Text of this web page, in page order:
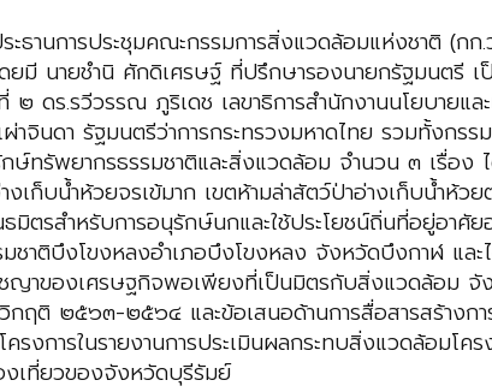
ธานการประชุมคณะกรรมการสิ่งแวดล้อมแห่งชาติ
นายชำนิ ศักดิเศรษฐ์ ที่ปรึกษารองนายกรัฐมนตรี เ
ดร.รวีวรรณ ภูริเดช เลขาธิการสำนักงานนโยบายแ
จินดา รัฐมนตรีว่าการกระทรวงมหาดไทย รวมทั้งก
ษ์ทรัพยากรธรรมชาติและสิ่งแวดล้อม จำนวน ๓ เรื่อ
ก็บน้ำห้วยจรเข้มาก เขตห้ามล่าสัตว์ป่าอ่างเก็บน้ำห้
รสำหรับการอนุรักษ์นกและใช้ประโยชน์ถิ่นที่อยู่อาศั
ติบึงโขงหลงอำเภอบึงโขงหลง จังหวัดบึงกาฬ และ
ญาของเศรษฐกิจพอเพียงที่เป็นมิตรกับสิ่งแวดล้อม
ฤติ ๒๕๖๓-๒๕๖๔ และข้อเสนอด้านการสื่อสารสร้างก
รงการในรายงานการประเมินผลกระทบสิ่งแวดล้อม
งเที่ยวของจังหวัดบุรีรัมย์